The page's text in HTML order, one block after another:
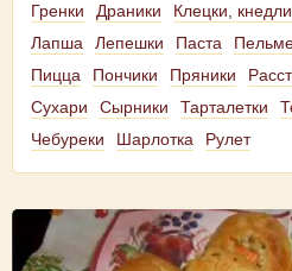
Гренки
Драники Клецки,
Лапша
Лепешки Паста
Пицца
Пончики Пряники
Сухари
Сырники Тарталетки
Чебуреки
Шарлотка Рулет